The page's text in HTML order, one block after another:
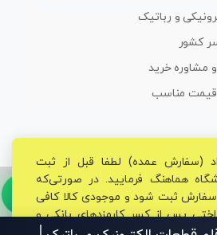
و رباتیک
کشور
خرید
مناسب
تخصصی قم الکترونیک محفوظ می‌باشد.
(سفارش عمده) لطفا قبل از ثبت
هماهنگ فرمایید. در صورتی‌که
ثبت شود و موجودی کالا کافی
پس از کسر کارمزدهای بانکی و